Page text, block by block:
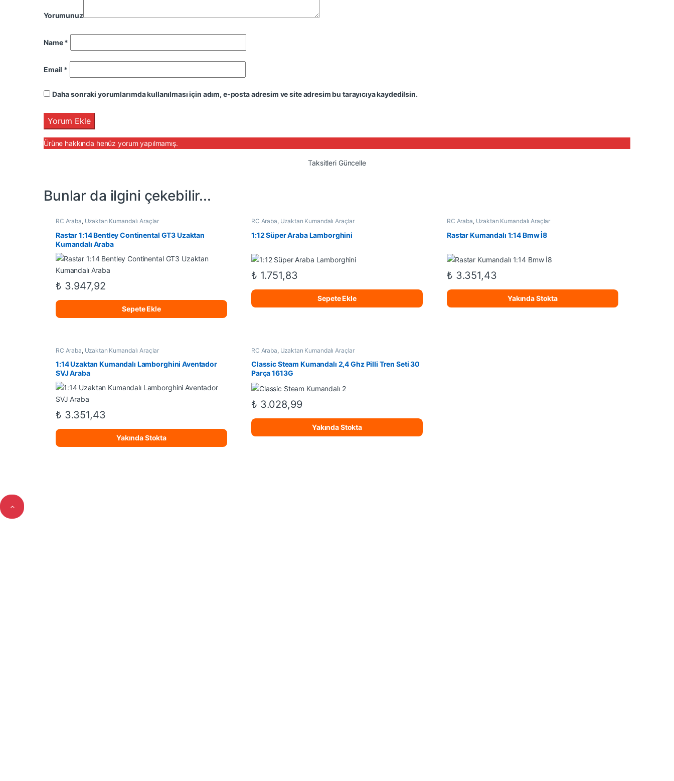
Yorumunuz
Name*
Email *
Daha sonraki yorumlarımda kullanılması için adım, e-posta adresim ve site adresim bu tarayıcıya kaydedilsin.
Ürüne hakkında henüz yorum yapılmamış.
Taksitleri Güncelle
Bunlar da ilgini çekebilir...
RC Araba, Uzaktan Kumandalı Araçlar
Rastar 1:14 Bentley Continental GT3 Uzaktan
Kumandalı Araba
₺ 3.947,92
Sepete Ekle
RC Araba, Uzaktan Kumandalı Araçlar
1:12 Süper Araba Lamborghini
₺ 1.751,83
Sepete Ekle
RC Araba, Uzaktan Kumandalı Araçlar
Rastar Kumandalı 1:14 Bmw İ8
₺ 3.351,43
Yakında Stokta
RC Araba, Uzaktan Kumandalı Araçlar
1:14 Uzaktan Kumandalı Lamborghini Aventador
SVJ Araba
₺ 3.351,43
Yakında Stokta
RC Araba, Uzaktan Kumandalı Araçlar
Classic Steam Kumandalı 2,4 Ghz Pilli Tren Seti 30
Parça 1613G
₺ 3.028,99
Yakında Stokta